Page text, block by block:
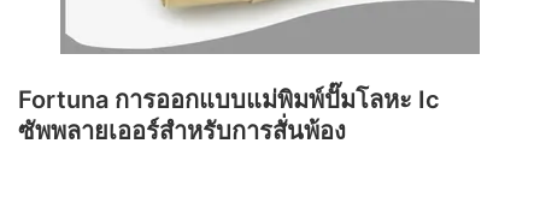
Fortuna การออกแบบแม่พิมพ์ปั๊มโลหะ Ic
ซัพพลายเออร์สำหรับการสั่นพ้อง